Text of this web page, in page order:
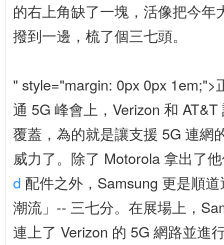
的右上角缺了一塊，活像把今年
撥到一邊，梳了個三七頭。
" style="margin: 0px 0px
通 5G 峰會上，Verizon 和
覆蓋，為的就是讓支援 5G 連網
威力了。除了 Motorola 拿出了
d 配件之外，Samsung 更是順
潮流」-- 三七分。在展場上，
連上了 Verizon 的 5G 網路並進